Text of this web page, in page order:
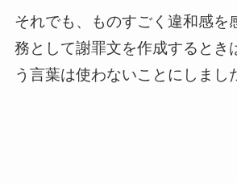
それでも、ものすごく違和感を
務として謝罪文を作成するとき
う言葉は使わないことにしまし